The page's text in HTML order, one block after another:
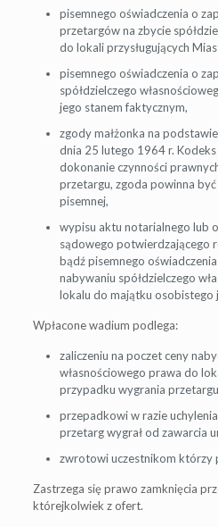
pisemnego oświadczenia o
przetargów na zbycie
do lokali przysługujących
pisemnego oświadczenia o
spółdzielczego
jego stanem faktycznym,
zgody małżonka na
dnia 25 lutego 1964 r.
dokonanie czynności
przetargu, zgoda powinna
pisemnej,
wypisu aktu notarialnego lub
sądowego potwierdzającego
bądź pisemnego
nabywaniu spółdzielczego
lokalu do majątku osobistego
Wpłacone wadium podlega:
zaliczeniu na poczet ceny
własnościowego prawa do
przypadku wygrania
przepadkowi w razie
przetarg wygrał od zawarcia
zwrotowi uczestnikom którzy
Zastrzega się prawo zamknięcia
którejkolwiek z ofert.